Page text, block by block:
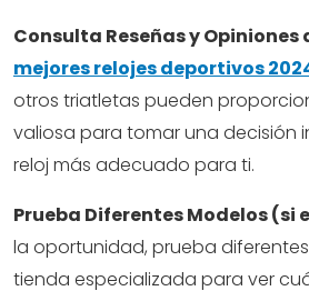
Consulta Reseñas y Opiniones
mejores relojes deportivos
otros triatletas pueden
valiosa para tomar una decisión
reloj más adecuado para ti.
Prueba Diferentes Modelos (si
la oportunidad, prueba
tienda especializada para ver